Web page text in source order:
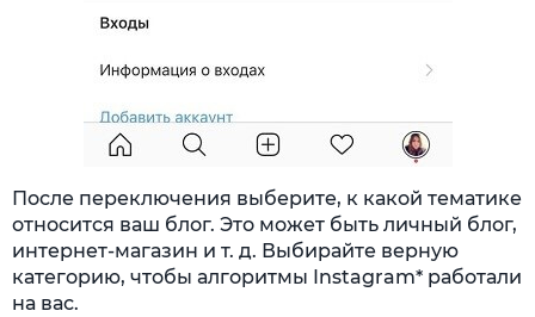
После переключения выберите, к какой тематике
относится ваш блог. Это может быть личный блог,
интернет-магазин и т. д. Выбирайте верную
категорию, чтобы алгоритмы Instagram* работали
на вас.